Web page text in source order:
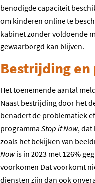
benodigde capaciteit
om kinderen online te
kabinet zonder voldoende
gewaarborgd kan blijven.
Bestrijding
Het toenemende aantal
Naast bestrijding door het
benadert de problematiek
programma Stop it Now, dat
zoals het bekijken van
Nowis in 2023 met 126%
voorkomen Dat voorkomt
diensten zijn dan ook